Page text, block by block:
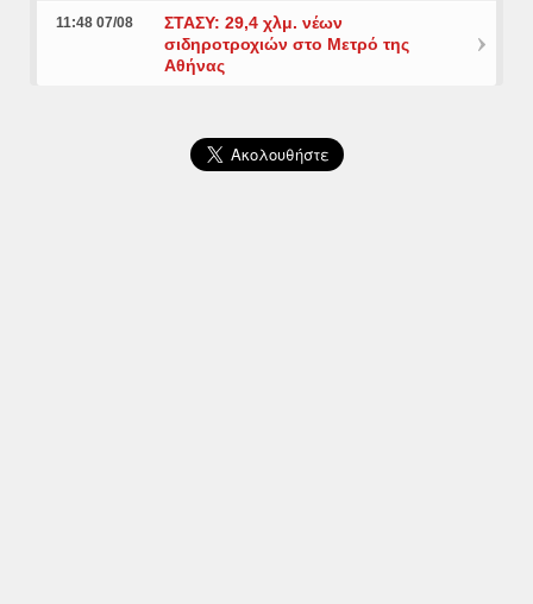
11:48 07/08
ΣΤΑΣΥ: 29,4 χλμ. νέων
σιδηροτροχιών στο Μετρό της
Αθήνας